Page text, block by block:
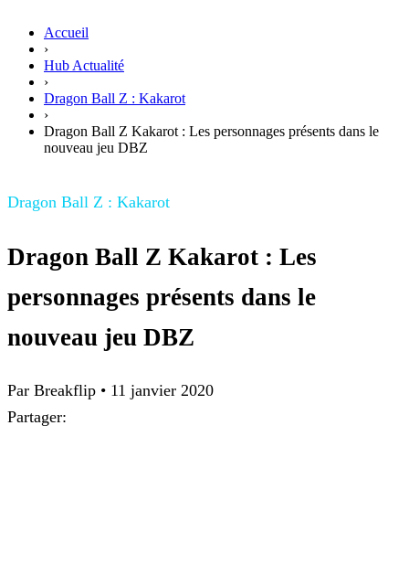
Accueil
›
Hub Actualité
›
Dragon Ball Z : Kakarot
›
Dragon Ball Z Kakarot : Les personnages présents dans le
nouveau jeu DBZ
Dragon Ball Z : Kakarot
Dragon Ball Z Kakarot : Les
personnages présents dans le
nouveau jeu DBZ
Par Breakflip • 11 janvier 2020
Partager: